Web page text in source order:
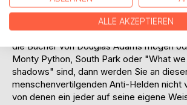
Zombie-Apokalypse.
Wenn Sie über den nötigen schwarzen
die Bücher von Douglas Adams mögen
Monty Python, South Park oder "What
shadows" sind, dann werden Sie an
menschenvertilgenden Anti-Helden nicht
von denen ein jeder auf seine eigene
ALLE AKZEPTIEREN